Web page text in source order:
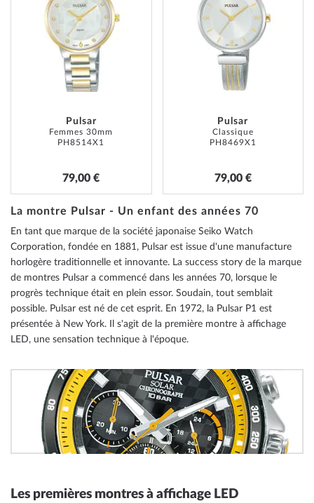
Pulsar
Femmes 30mm
PH8514X1
79,00 €
Pulsar
Classique
PH8469X1
79,00 €
La montre Pulsar - Un enfant des années 70
En tant que marque de la société japonaise Seiko Watch
Corporation, fondée en 1881, Pulsar est issue d'une manufacture
horlogère traditionnelle et innovante. La success story de la marque
de montres Pulsar a commencé dans les années 70, lorsque le
progrès technique était en plein essor. Soudain, tout semblait
possible. Pulsar est né de cet esprit. En 1972, la Pulsar P1 est
présentée à New York. Il s'agit de la première montre à affichage
LED, une sensation technique à l'époque.
Les premières montres à affichage LED